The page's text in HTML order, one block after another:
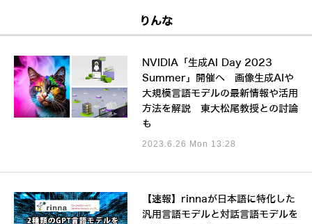
りんな
NVIDIA「生成AI Day 2023
Summer」開催へ 画像生成AIや
大規模言語モデルの最新情報や活用
方法を解説 東大松尾教授との討論
も
2023.6.26 Mon 13:28
【速報】rinnaが日本語に特化した
汎用言語モデルと対話言語モデルを